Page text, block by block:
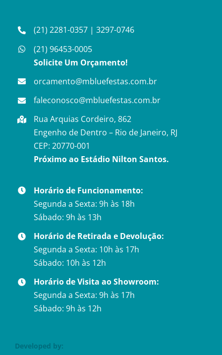
(21) 2281-0357 |3297-0746
(21) 96453-0005
Solicite Um Orçamento!
orcamento@mbluefestas.com.br
faleconosco@mbluefestas.com.br
Rua Arquias Cordeiro, 862
Engenho de Dentro – Rio de Janeiro, RJ
CEP: 20770-001
Próximo ao Estádio Nilton Santos.
Horário de Funcionamento:
Segunda a Sexta: 9h às 18h
Sábado: 9h às 13h
Horário de Retirada e Devolução:
Segunda a Sexta: 10h às 17h
Sábado: 10h às 12h
Horário de Visita ao Showroom:
Segunda a Sexta: 9h às 17h
Sábado: 9h às 12h
Developed by: